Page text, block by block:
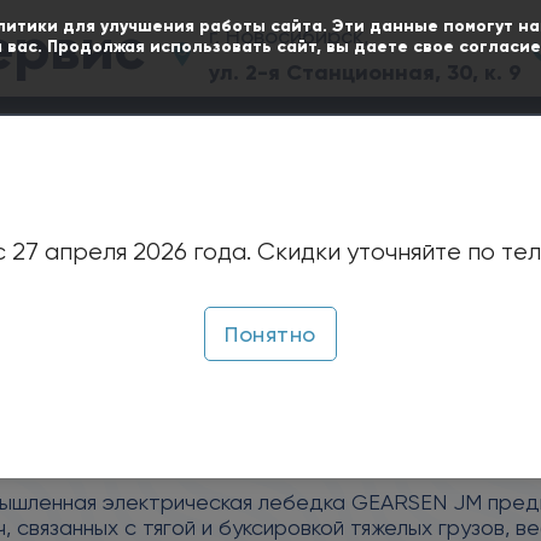
для улучшения работы сайта. Эти данные помогут
Продолжая использовать сайт, вы даете свое
г. Новосибирск,
электрическая лебедка GEARSEN JM
связанных с тягой и буксировкой тяжелых грузов,
27 апреля 2026 года. Скидки уточняйте по
Понятно